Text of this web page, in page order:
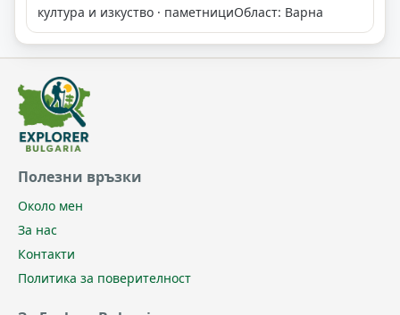
култура и изкуство · паметнициОбласт: Варна
Полезни връзки
Около мен
За нас
Контакти
Политика за поверителност